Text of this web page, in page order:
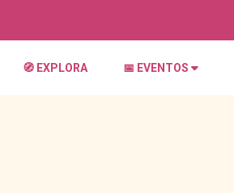
🧭 EXPLORA 📅 EVENTOS